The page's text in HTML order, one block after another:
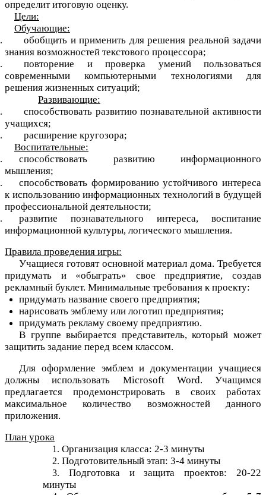
определит итоговую оценку.
Цели:
Обучающие:
обобщить и применить для решения реальной задачи
знания возможностей текстового процессора;
повторение и проверка умений пользоваться
современными компьютерными технологиями для
решения жизненных ситуаций;
Развивающие:
способствовать развитию познавательной активности
учащихся;
расширение кругозора;
Воспитательные:
способствовать развитию информационного
мышления;
способствовать формированию устойчивого интереса
к использованию информационных технологий в будущей
профессиональной деятельности;
развитие познавательного интереса, воспитание
информационной культуры, логического мышления.
Правила проведения игры:
Учащиеся готовят основной материал дома. Требуется
придумать и «обыграть» свое предприятие, создав
рекламный буклет. Минимальные требования к проекту:
придумать название своего предприятия;
нарисовать эмблему или логотип предприятия;
придумать рекламу своему предприятию.
В группе выбирается представитель, который может
защитить задание перед всем классом.
Для оформление эмблем и документации учащиеся
должны использовать Microsoft Word. Учащимся
предлагается продемонстрировать в своих работах
максимальное количество возможностей данного
приложения.
План урока
Организация класса: 2-3 минуты
Подготовительный этап: 3-4 минуты
Подготовка и защита проектов: 20-22
минуты